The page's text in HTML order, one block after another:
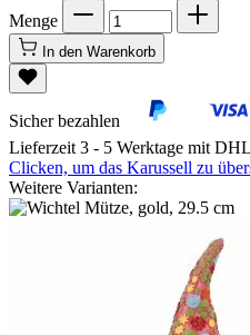
Menge
In den Warenkorb
Sicher bezahlen
Lieferzeit 3 - 5 Werktage mit DHL
Clicken, um das Karussell zu
Weitere Varianten: